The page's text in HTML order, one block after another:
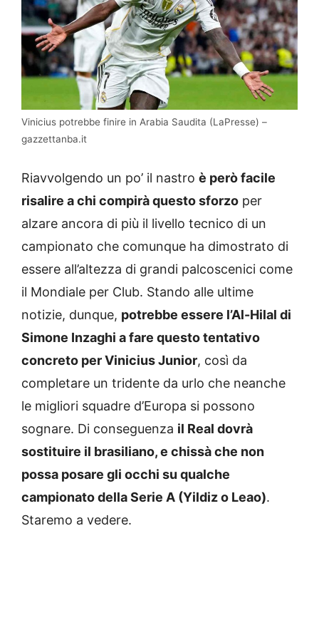
Vinicius potrebbe finire in Arabia Saudita (LaPresse) –
gazzettanba.it
Riavvolgendo un po’ il nastro è però facile
risalire a chi compirà questo sforzo per
alzare ancora di più il livello tecnico di un
campionato che comunque ha dimostrato di
essere all’altezza di grandi palcoscenici come
il Mondiale per Club. Stando alle ultime
notizie, dunque, potrebbe essere l’Al-Hilal di
Simone Inzaghi a fare questo tentativo
concreto per Vinicius Junior, così da
completare un tridente da urlo che neanche
le migliori squadre d’Europa si possono
sognare. Di conseguenza il Real dovrà
sostituire il brasiliano, e chissà che non
possa posare gli occhi su qualche
campionato della Serie A (Yildiz o Leao).
Staremo a vedere.